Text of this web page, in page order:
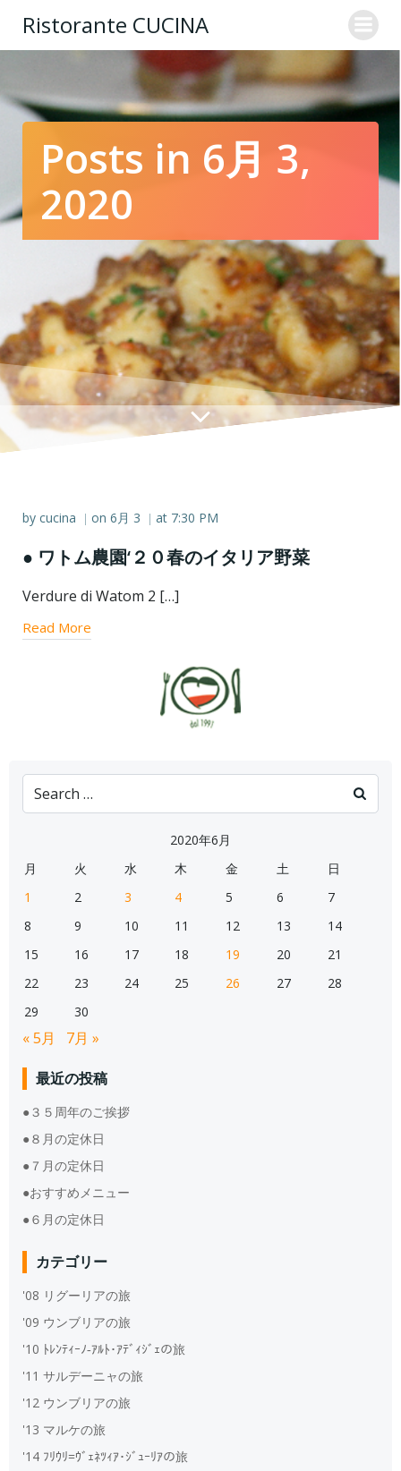
ン
テ
ン
ツ
へ
キ
Ristorante CUCINA
Posts in 6月 3,
2020
by cucina | on 6月 3 | at 7:30 PM
● ワトム農園‘２０春のイタリア野菜
Verdure di Watom 2 […]
Read More
Search
for:
2020年6月
月
火 水 木 金 土
日
1
2 3 4 5 6
7
8
9 10 11 12 13
14
15
16 17 18 19 20
21
22
23 24 25 26 27
28
29
30
« 5月 7月 »
最近の投稿
●３５周年のご挨拶
●８月の定休日
●７月の定休日
●おすすめメニュー
●６月の定休日
カテゴリー
'08 リグーリアの旅
'09 ウンブリアの旅
'10 ﾄﾚﾝﾃｨｰﾉ‐ｱﾙﾄ･ｱﾃﾞｨｼﾞｪの旅
'11 サルデーニャの旅
'12 ウンブリアの旅
'13 マルケの旅
'14 ﾌﾘｳﾘ=ｳﾞｪﾈﾂｨｱ･ｼﾞｭｰﾘｱの旅